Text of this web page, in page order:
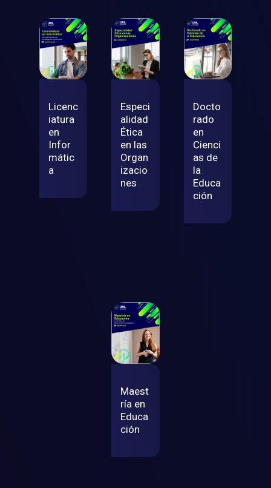
Licenc
iatura
en
Infor
mátic
a
Especi
alidad
Ética
en las
Organ
izacio
nes
Docto
rado
en
Cienci
as de
la
Educa
ción
Maest
ría en
Educa
ción